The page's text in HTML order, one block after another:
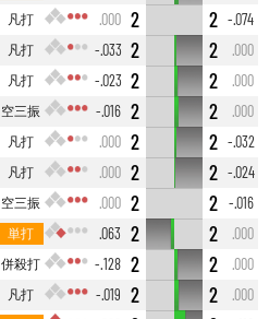
凡打 .000 2 2 -.074
凡打 -.033 2 2
.000
凡打 -.023 2 2
.000
空三振 -.016 2 2
.000
凡打 .000 2 2 -.032
凡打 .000 2 2 -.024
空三振 .000 2 2
-.016
単打 .063 2 2
.000
併殺打 -.128 2 2
.000
凡打 -.019 2 2
.000